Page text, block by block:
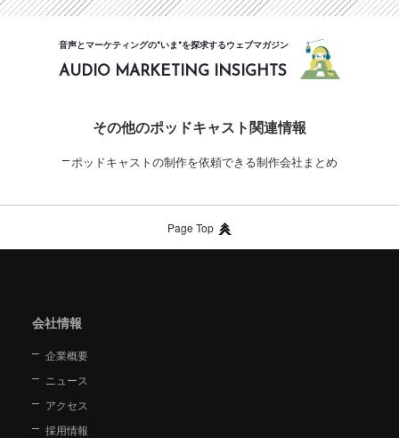
音声とマーケティングの"いま"を探求するウェブマガジン
AUDIO MARKETING INSIGHTS
その他のポッドキャスト関連情報
ポッドキャストの制作を依頼できる制作会社まとめ
Page Top
会社情報
企業概要
ニュース
アクセス
採用情報